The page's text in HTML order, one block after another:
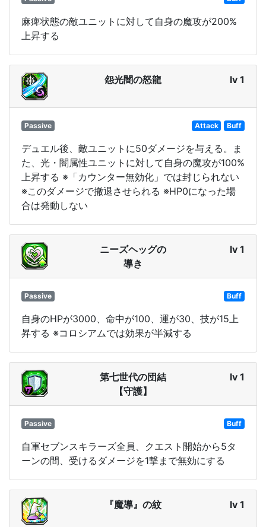
麻痺状態の敵ユニットに対して自身の魔攻が200%
上昇する
怨光闇の怒龍 lv 1
Passive Attack Buff
デュエル後、敵ユニットに50ダメージを与える。ま
た、光・闇属性ユニットに対して自身の魔攻が100%
上昇する ※「カウンター無効化」では封じられない
※このダメージで撤退させられる ※HP0になった場
合は発動しない
ニーズヘッグの
導き
lv 1
Passive Buff
自身のHPが3000、命中が100、運が30、技が15上
昇する ※コロシアムでは効果が半減する
第七世代の団結
【守護】
lv 1
Passive Buff
自軍セブンスキラーズ全員、クエスト開始から5タ
ーンの間、受けるダメージを1撃まで無効にする
『魔導』の紋 lv 1